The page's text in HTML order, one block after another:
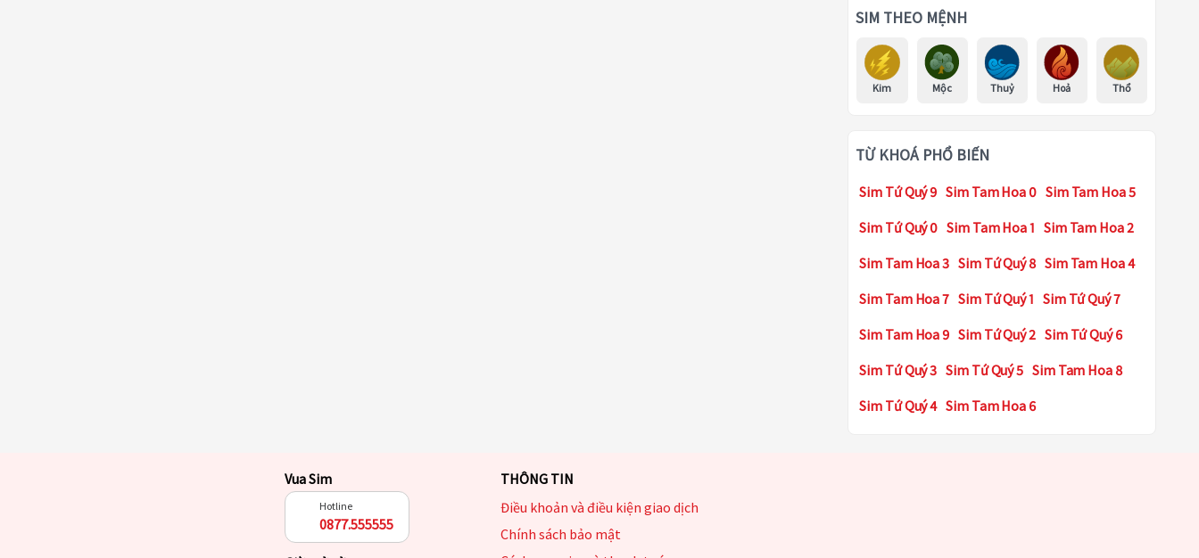
SIM THEO MỆNH
Kim Mộc Thuỷ Hoả Thổ
TỪ KHOÁ PHỔ BIẾN
Sim Tứ Quý 9 Sim Tam Hoa 0 Sim Tam Hoa 5
Sim Tứ Quý 0 Sim Tam Hoa 1 Sim Tam Hoa 2
Sim Tam Hoa 3 Sim Tứ Quý 8 Sim Tam Hoa 4
Sim Tam Hoa 7 Sim Tứ Quý 1 Sim Tứ Quý 7
Sim Tam Hoa 9 Sim Tứ Quý 2 Sim Tứ Quý 6
Sim Tứ Quý 3 Sim Tứ Quý 5 Sim Tam Hoa 8
Sim Tứ Quý 4 Sim Tam Hoa 6
Vua Sim
Hotline
0877.555555
THÔNG TIN
Điều khoản và điều kiện giao dịch
Chính sách bảo mật